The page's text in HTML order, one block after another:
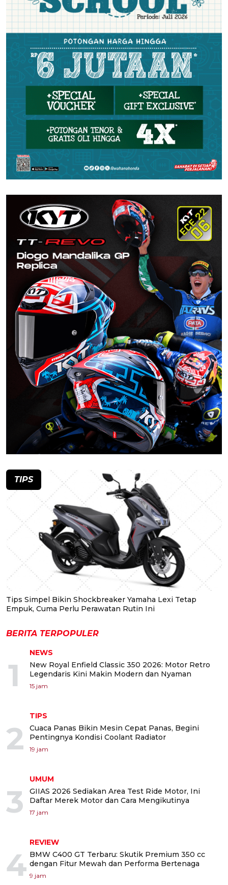
TIPS
Tips Simpel Bikin Shockbreaker Yamaha Lexi Tetap
Empuk, Cuma Perlu Perawatan Rutin Ini
BERITA TERPOPULER
1
NEWS
New Royal Enfield Classic 350 2026: Motor Retro
Legendaris Kini Makin Modern dan Nyaman
15 jam
2
TIPS
Cuaca Panas Bikin Mesin Cepat Panas, Begini
Pentingnya Kondisi Coolant Radiator
19 jam
3
UMUM
GIIAS 2026 Sediakan Area Test Ride Motor, Ini
Daftar Merek Motor dan Cara Mengikutinya
17 jam
4
REVIEW
BMW C400 GT Terbaru: Skutik Premium 350 cc
dengan Fitur Mewah dan Performa Bertenaga
9 jam